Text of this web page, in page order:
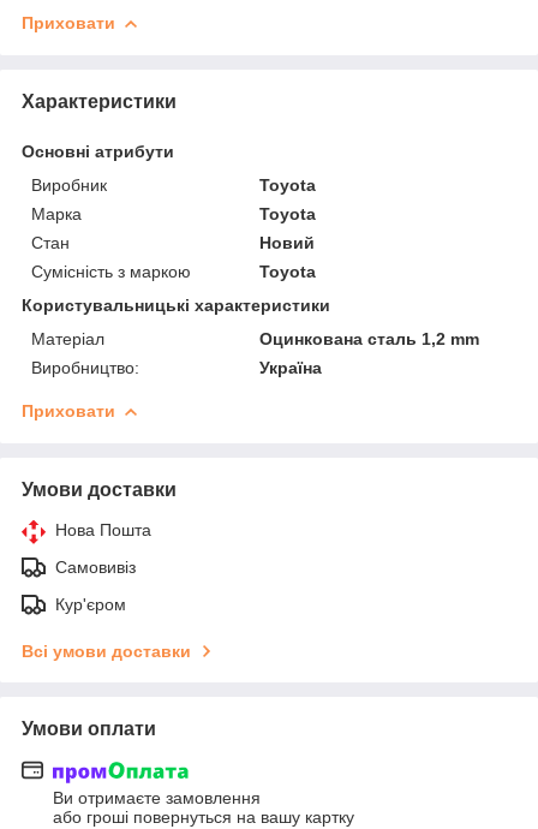
Приховати
Характеристики
Основні атрибути
Виробник
Toyota
Марка
Toyota
Стан
Новий
Сумісність з маркою
Toyota
Користувальницькі характеристики
Матеріал
Оцинкована сталь 1,2 mm
Виробництво:
Україна
Приховати
Умови доставки
Нова Пошта
Самовивіз
Кур'єром
Всі умови доставки
Умови оплати
Ви отримаєте замовлення
або гроші повернуться на вашу картку